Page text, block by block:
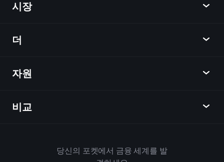
차트
뉴스
학습 허브
메신저
시장
개요
외환
지수
더
제휴사가 되다
회사
Playtrade 소개
자원
도움말 센터
비교
당신의 포켓에서 금융 세계를 발